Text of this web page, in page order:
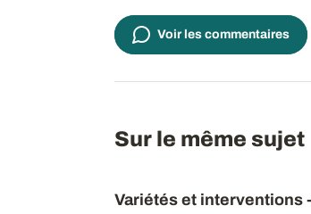
Voir les commentaires
Sur le même sujet
Variétés et interventions